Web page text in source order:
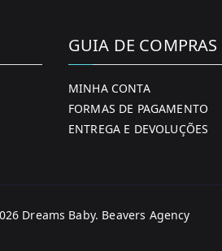
GUIA DE COMPRAS
MINHA CONTA
FORMAS DE PAGAMENTO
ENTREGA E DEVOLUÇÕES
Dreams Baby. Beavers Agency